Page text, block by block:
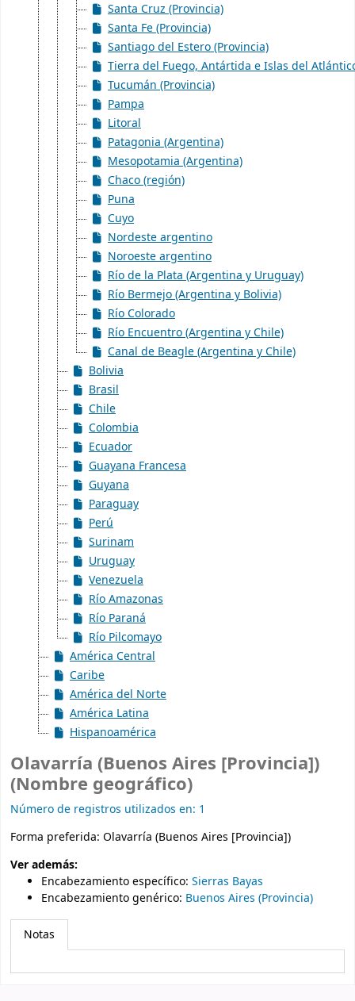
Santa Cruz (Provincia)
Santa Fe (Provincia)
Santiago del Estero (Provincia)
Tierra del Fuego, Antártida e Islas del
Tucumán (Provincia)
Pampa
Litoral
Patagonia (Argentina)
Mesopotamia (Argentina)
Chaco (región)
Puna
Cuyo
Nordeste argentino
Noroeste argentino
Río de la Plata (Argentina y Uruguay)
Río Bermejo (Argentina y Bolivia)
Río Colorado
Río Encuentro (Argentina y Chile)
Canal de Beagle (Argentina y Chile)
Bolivia
Brasil
Chile
Colombia
Ecuador
Guayana Francesa
Guyana
Paraguay
Perú
Surinam
Uruguay
Venezuela
Río Amazonas
Río Paraná
Río Pilcomayo
América Central
Caribe
América del Norte
América Latina
Hispanoamérica
Olavarría (Buenos Aires [Provincia])
(Nombre geográfico)
Número de registros utilizados en: 1
Forma preferida: Olavarría (Buenos Aires [Provincia])
Ver además:
Encabezamiento específico: Sierras Bayas
Encabezamiento genérico: Buenos Aires (Provincia)
Notas